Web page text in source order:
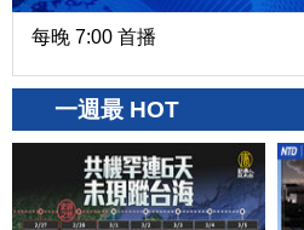
每晚 7:00 首播
一週最 HOT